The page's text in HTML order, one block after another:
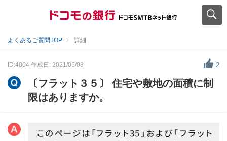
よくあるご質問TOP 詳細
ID:4004 作成日: 2021/06/03 2
〔フラット３５〕 住宅や敷地の面積に制
限はありますか。